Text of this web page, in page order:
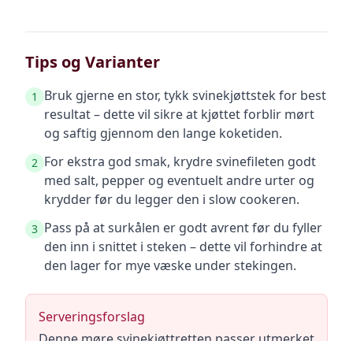
Tips og Varianter
1
Bruk gjerne en stor, tykk svinekjøttstek for best
resultat – dette vil sikre at kjøttet forblir mørt
og saftig gjennom den lange koketiden.
2 For ekstra god smak, krydre svinefileten godt
med salt, pepper og eventuelt andre urter og
krydder før du legger den i slow cookeren.
3 Pass på at surkålen er godt avrent før du fyller
den inn i snittet i steken – dette vil forhindre at
den lager for mye væske under stekingen.
Serveringsforslag